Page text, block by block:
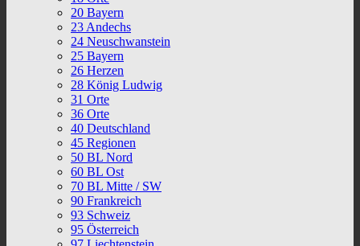
20 Bayern
23 Andechs
24 Neuschwanstein
25 Bayern
26 Herzen
28 König Ludwig
31 Orte
36 Orte
40 Deutschland
45 Regionen
50 BL Nord
60 BL Ost
70 BL Mitte / SW
90 Frankreich
93 Schweiz
95 Österreich